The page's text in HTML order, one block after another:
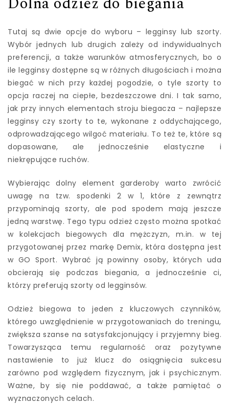
Tutaj są dwie opcje do wyboru – legginsy lub szorty.
Wybór jednych lub drugich zależy od indywidualnych
preferencji, a także warunków atmosferycznych, bo o
ile legginsy dostępne są w różnych długościach i można
biegać w nich przy każdej pogodzie, o tyle szorty to
opcja raczej na ciepłe, bezdeszczowe dni. I tak samo,
jak przy innych elementach stroju biegacza – najlepsze
legginsy czy szorty to te, wykonane z oddychającego,
odprowadzającego wilgoć materiału. To też te, które są
dopasowane, ale jednocześnie elastyczne i
niekrępujące ruchów.
Wybierając dolny element garderoby warto zwrócić
uwagę na tzw. spodenki 2 w 1, które z zewnątrz
przypominają szorty, ale pod spodem mają jeszcze
jedną warstwę. Tego typu odzież często można spotkać
w kolekcjach biegowych dla mężczyzn, m.in. w tej
przygotowanej przez markę Demix, która dostępna jest
w GO Sport. Wybrać ją powinny osoby, których uda
obcierają się podczas biegania, a jednocześnie ci,
którzy preferują szorty od legginsów.
Odzież biegowa to jeden z kluczowych czynników,
którego uwzględnienie w przygotowaniach do treningu,
zwiększa szanse na satysfakcjonujący i przyjemny bieg.
Towarzysząca temu regularność oraz pozytywne
nastawienie to już klucz do osiągnięcia sukcesu
zarówno pod względem fizycznym, jak i psychicznym.
Ważne, by się nie poddawać, a także pamiętać o
wyznaczonych celach.